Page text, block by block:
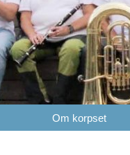
Om korpset